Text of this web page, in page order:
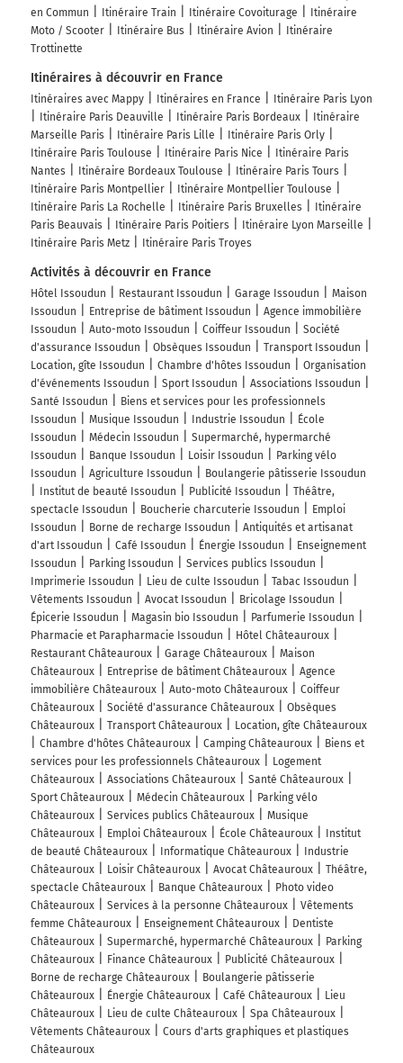
en Commun
Itinéraire Train Itinéraire Covoiturage
Itinéraire
Moto / Scooter
Itinéraire Bus Itinéraire Avion
Itinéraire
Trottinette
Itinéraires à découvrir en France
Itinéraires avec Mappy Itinéraires en France
Itinéraire Paris Lyon
Itinéraire Paris Deauville
Itinéraire Paris Bordeaux
Itinéraire
Marseille Paris
Itinéraire Paris Lille
Itinéraire Paris Orly
Itinéraire Paris Toulouse
Itinéraire Paris Nice
Itinéraire Paris
Nantes
Itinéraire Bordeaux Toulouse
Itinéraire Paris Tours
Itinéraire Paris Montpellier
Itinéraire Montpellier Toulouse
Itinéraire Paris La Rochelle
Itinéraire Paris Bruxelles
Itinéraire
Paris Beauvais
Itinéraire Paris Poitiers
Itinéraire Lyon Marseille
Itinéraire Paris Metz
Itinéraire Paris Troyes
Activités à découvrir en France
Hôtel Issoudun Restaurant Issoudun Garage Issoudun
Maison
Issoudun
Entreprise de bâtiment Issoudun
Agence immobilière
Issoudun
Auto-moto Issoudun Coiffeur Issoudun
Société
d'assurance Issoudun
Obsèques Issoudun
Transport Issoudun
Location, gîte Issoudun
Chambre d'hôtes Issoudun
Organisation
d'événements Issoudun
Sport Issoudun
Associations Issoudun
Santé Issoudun
Biens et services pour les professionnels
Issoudun
Musique Issoudun Industrie Issoudun
École
Issoudun
Médecin Issoudun
Supermarché, hypermarché
Issoudun
Banque Issoudun Loisir Issoudun
Parking vélo
Issoudun
Agriculture Issoudun
Boulangerie pâtisserie Issoudun
Institut de beauté Issoudun
Publicité Issoudun
Théâtre,
spectacle Issoudun
Boucherie charcuterie Issoudun
Emploi
Issoudun
Borne de recharge Issoudun
Antiquités et artisanat
d'art Issoudun
Café Issoudun Énergie Issoudun
Enseignement
Issoudun
Parking Issoudun
Services publics Issoudun
Imprimerie Issoudun
Lieu de culte Issoudun
Tabac Issoudun
Vêtements Issoudun
Avocat Issoudun
Bricolage Issoudun
Épicerie Issoudun
Magasin bio Issoudun
Parfumerie Issoudun
Pharmacie et Parapharmacie Issoudun
Hôtel Châteauroux
Restaurant Châteauroux
Garage Châteauroux
Maison
Châteauroux
Entreprise de bâtiment Châteauroux
Agence
immobilière Châteauroux
Auto-moto Châteauroux
Coiffeur
Châteauroux
Société d'assurance Châteauroux
Obsèques
Châteauroux
Transport Châteauroux
Location, gîte Châteauroux
Chambre d'hôtes Châteauroux
Camping Châteauroux
Biens et
services pour les professionnels Châteauroux
Logement
Châteauroux
Associations Châteauroux
Santé Châteauroux
Sport Châteauroux
Médecin Châteauroux
Parking vélo
Châteauroux
Services publics Châteauroux
Musique
Châteauroux
Emploi Châteauroux École Châteauroux
Institut
de beauté Châteauroux
Informatique Châteauroux
Industrie
Châteauroux
Loisir Châteauroux Avocat Châteauroux
Théâtre,
spectacle Châteauroux
Banque Châteauroux
Photo video
Châteauroux
Services à la personne Châteauroux
Vêtements
femme Châteauroux
Enseignement Châteauroux
Dentiste
Châteauroux
Supermarché, hypermarché Châteauroux
Parking
Châteauroux
Finance Châteauroux
Publicité Châteauroux
Borne de recharge Châteauroux
Boulangerie pâtisserie
Châteauroux
Énergie Châteauroux Café Châteauroux
Lieu
Châteauroux
Lieu de culte Châteauroux
Spa Châteauroux
Vêtements Châteauroux
Cours d'arts graphiques et plastiques
Châteauroux